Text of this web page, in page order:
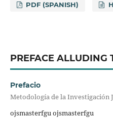
PDF (SPANISH)
PREFACE ALLUDING
Prefacio
Metodología de la Investigación
ojsmasterfgu ojsmasterfgu